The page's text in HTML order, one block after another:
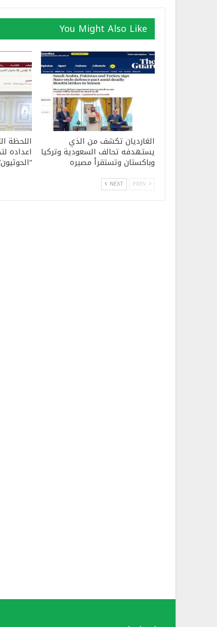
You Might Also Like
الغارديان تكشف من الذي
يستهدفه تحالف السعودية وتركيا
وباكستان وتستقرأ مصيره
اللحظة
اعداده
NEXT